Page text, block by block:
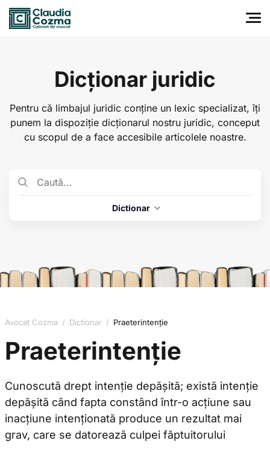
Dicționar juridic
Pentru că limbajul juridic conține un lexic specializat, îți
punem la dispoziție dicționarul nostru juridic, conceput
cu scopul de a face accesibile articolele noastre.
Dictionar
Avocat Cozma / Dictionar / Praeterintenție
Praeterintenție
Cunoscută drept intenție depășită; există intenție
depășită când fapta constând într-o acțiune sau
inacțiune intenționată produce un rezultat mai
grav, care se datorează culpei făptuitorului